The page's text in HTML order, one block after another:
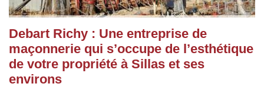
Debart Richy : Une entreprise de
maçonnerie qui s’occupe de l’esthétique
de votre propriété à Sillas et ses
environs